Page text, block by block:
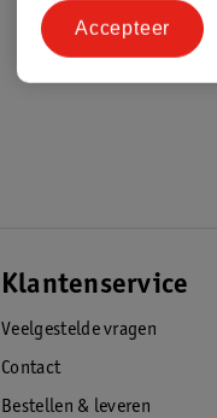
Klantenservice
Veelgestelde vragen
Contact
Bestellen & leveren
Accepteer